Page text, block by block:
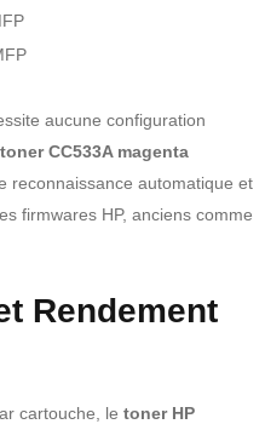
aucune configuration
toner CC533A magenta
reconnaissance automatique et
firmwares HP, anciens comme
Rendement
cartouche, le toner HP